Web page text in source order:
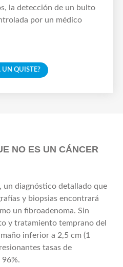
la detección de un bulto
por un médico
UN QUISTE?
NO ES UN CÁNCER
un diagnóstico detallado que
y biopsias encontrará
un fibroadenoma. Sin
y tratamiento temprano del
inferior a 2,5 cm (1
tasas de
96%.